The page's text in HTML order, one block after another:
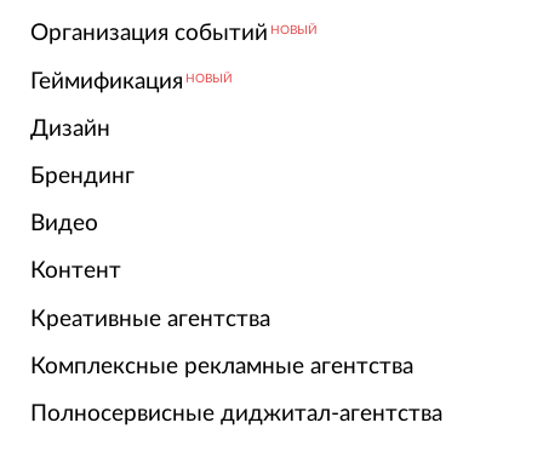
Организация событий НОВЫЙ
Геймификация НОВЫЙ
Дизайн
Брендинг
Видео
Контент
Креативные агентства
Комплексные рекламные агентства
Полносервисные диджитал-агентства